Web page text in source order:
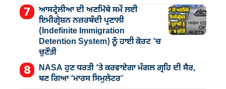
ਆਸਟ੍ਰੇਲੀਆ ਦੀ ਅਣਮਿੱਥੇ ਸਮੇਂ ਲਈ
ਇਮੀਗ੍ਰੇਸ਼ਨ ਨਜ਼ਰਬੰਦੀ ਪ੍ਰਣਾਲੀ
(Indefinite Immigration
Detention System) ਨੂੰ ਹਾਈ ਕੋਰਟ ’ਚ
ਚੁਣੌਤੀ
NASA ਹੁਣ ਧਰਤੀ ’ਤੇ ਕਰਵਾਏਗਾ ਮੰਗਲ ਗ੍ਰਹਿ ਦੀ ਸੈਰ,
ਬਣ ਗਿਆ ‘ਮਾਰਸ ਸਿਮੁਲੇਟਰ’